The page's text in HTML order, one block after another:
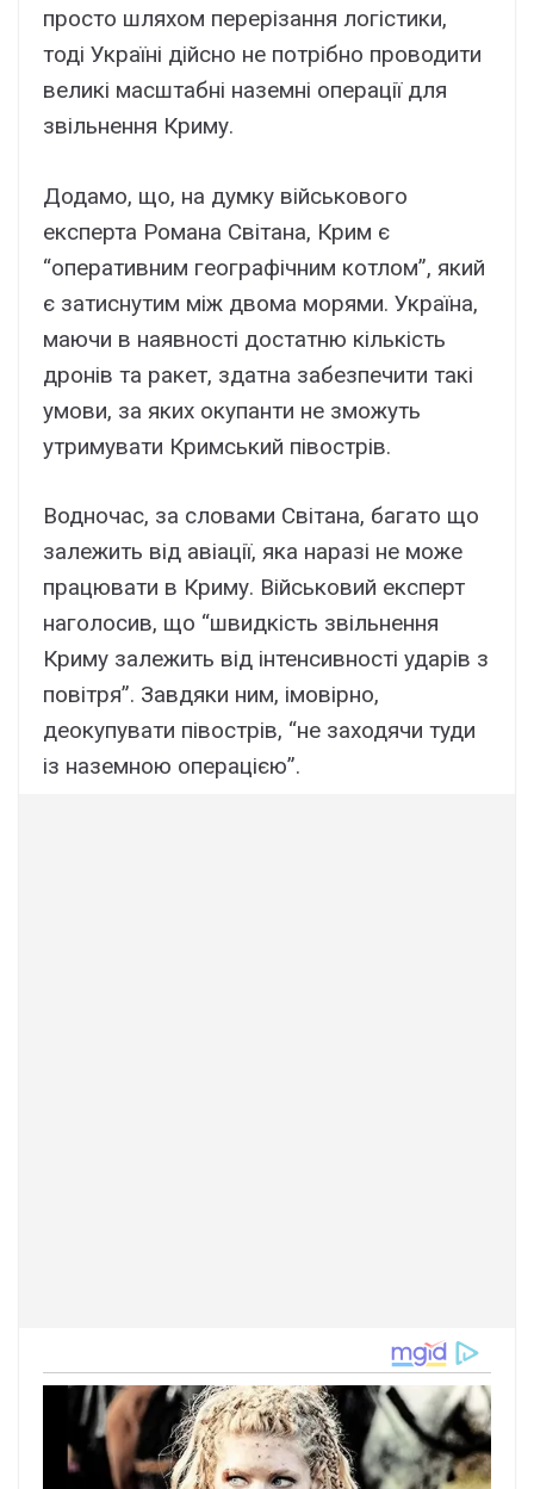
просто шляхом перерізання логістики,
тоді Україні дійсно не потрібно проводити
великі масштабні наземні операції для
звільнення Криму.
Додамо, що, на думку військового
експерта Романа Світана, Крим є
“оперативним географічним котлом”, який
є затиснутим між двома морями. Україна,
маючи в наявності достатню кількість
дронів та ракет, здатна забезпечити такі
умови, за яких окупанти не зможуть
утримувати Кримський півострів.
Водночас, за словами Світана, багато що
залежить від авіації, яка наразі не може
працювати в Криму. Військовий експерт
наголосив, що “швидкість звільнення
Криму залежить від інтенсивності ударів з
повітря”. Завдяки ним, імовірно,
деокупувати півострів, “не заходячи туди
із наземною операцією”.